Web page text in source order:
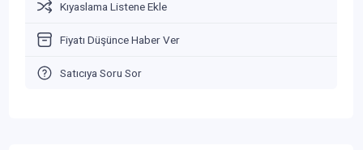
Kıyaslama Listene Ekle
Fiyatı Düşünce Haber Ver
Satıcıya Soru Sor